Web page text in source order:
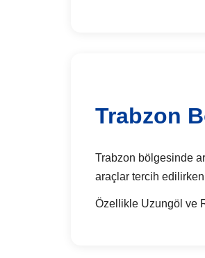
Trabzon
Trabzon bölgesinde
araçlar tercih
Özellikle Uzungöl ve